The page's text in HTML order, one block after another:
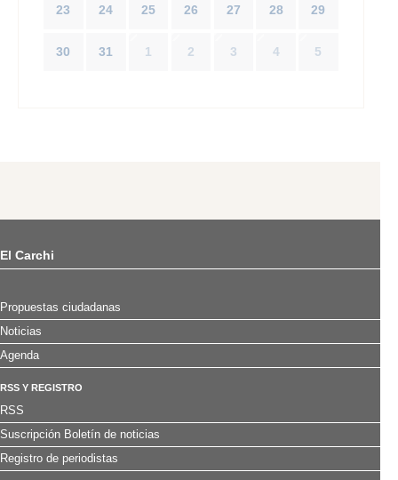
23 24 25 26 27 28 29
30 31 1 2 3 4 5
El Carchi
Propuestas ciudadanas
Noticias
Agenda
RSS Y REGISTRO
RSS
Suscripción Boletín de noticias
Registro de periodistas